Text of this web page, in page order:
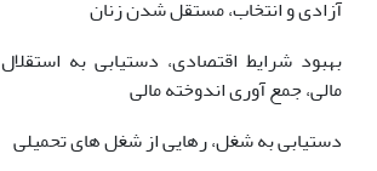
آزادی و انتخاب، مستقل شدن زنان
بهبود شرایط اقتصادی، دستیابی به استقلال
مالی، جمع آوری اندوخته مالی
دستیابی به شغل، رهایی از شغل های تحمیلی